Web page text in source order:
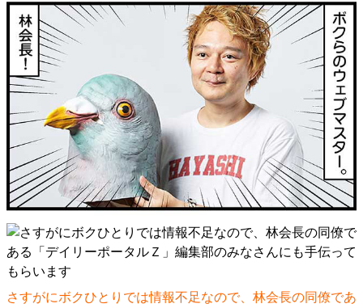
さすがにボクひとりでは情報不足なので、林会長の同僚であ